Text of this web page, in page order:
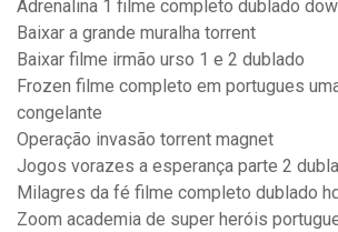
Adrenalina 1 filme completo dublado
Baixar a grande muralha torrent
Baixar filme irmão urso 1 e 2 dublado
Frozen filme completo em portugues
congelante
Operação invasão torrent magnet
Jogos vorazes a esperança parte 2
Milagres da fé filme completo dublado hd
Zoom academia de super heróis